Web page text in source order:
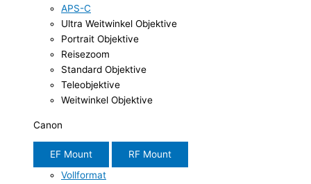
APS-C
Ultra Weitwinkel Objektive
Portrait Objektive
Reisezoom
Standard Objektive
Teleobjektive
Weitwinkel Objektive
Canon
EF Mount
RF Mount
Vollformat